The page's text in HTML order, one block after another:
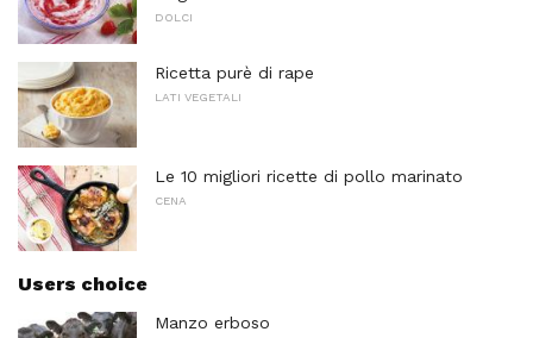
DOLCI
Ricetta purè di rape
LATI VEGETALI
Le 10 migliori ricette di pollo marinato
CENA
Users choice
Manzo erboso